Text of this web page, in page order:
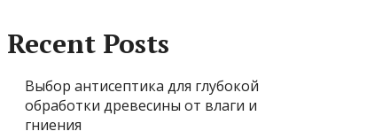
Recent Posts
Выбор антисептика для глубокой
обработки древесины от влаги и
гниения